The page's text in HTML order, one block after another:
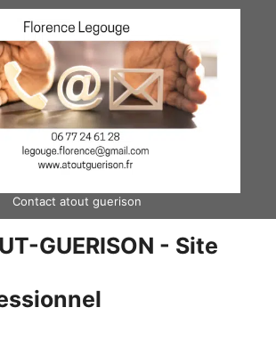
Contact atout guerison
GUERISON - Site